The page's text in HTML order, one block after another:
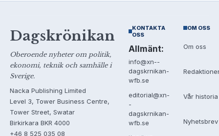
Dagskrönikan
Oberoende nyheter om politik,
ekonomi, teknik och samhälle i
Sverige.
Nacka Publishing Limited
Level 3, Tower Business Centre,
Tower Street, Swatar
Birkirkara BKR 4000
+46 8 525 035 08
KONTAKTA
OSS
Allmänt:
info@xn--
dagskrnikan-
wfb.se
editorial@xn-
-
dagskrnikan-
wfb.se
OM OSS
Om oss
Vår historia
Nyhetsbrev